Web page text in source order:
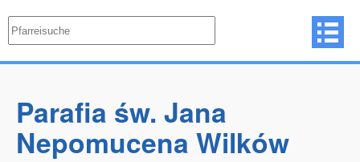
Parafia św. Jana
Nepomucena Wilków